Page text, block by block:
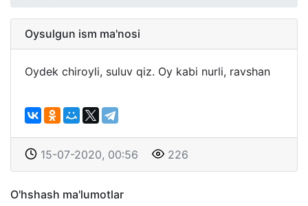
Oysulgun ism ma'nosi
Oydek chiroyli, suluv qiz. Oy kabi nurli, ravshan
15-07-2020, 00:56 226
O'hshash ma'lumotlar